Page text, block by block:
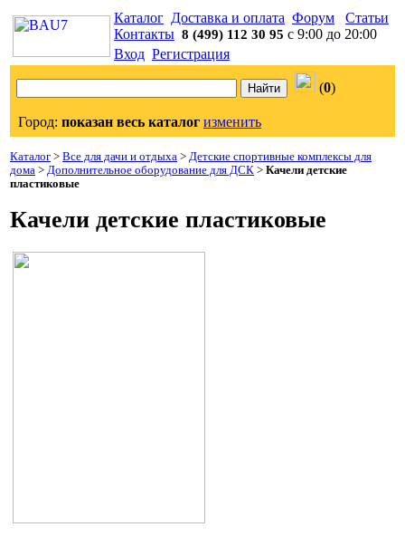
Каталог Доставка и оплата Форум
Статьи
Контакты 8 (499) 112 30 95 с 9:00 до 20:00
Вход Регистрация
(0)
Город: показан весь каталог изменить
Каталог > Все для дачи и отдыха > Детские спортивные комплексы для
дома > Дополнительное оборудование для ДСК > Качели детские
пластиковые
Качели детские пластиковые